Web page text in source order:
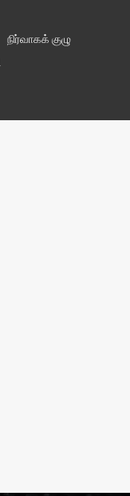
நிர்வாகக் குழு